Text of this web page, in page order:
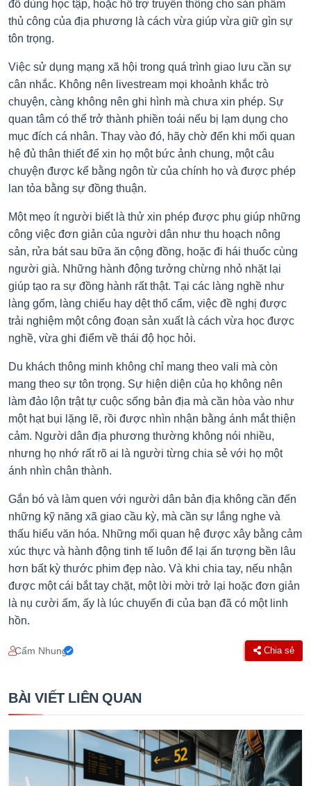
đồ dùng học tập, hoặc hỗ trợ truyền thông cho sản phẩm
thủ công của địa phương là cách vừa giúp vừa giữ gìn sự
tôn trọng.
Việc sử dụng mạng xã hội trong quá trình giao lưu cần sự
cân nhắc. Không nên livestream mọi khoảnh khắc trò
chuyện, càng không nên ghi hình mà chưa xin phép. Sự
quan tâm có thể trở thành phiền toái nếu bị lạm dụng cho
mục đích cá nhân. Thay vào đó, hãy chờ đến khi mối quan
hệ đủ thân thiết để xin họ một bức ảnh chung, một câu
chuyện được kể bằng ngôn từ của chính họ và được phép
lan tỏa bằng sự đồng thuận.
Một mẹo ít người biết là thử xin phép được phụ giúp những
công việc đơn giản của người dân như thu hoạch nông
sản, rửa bát sau bữa ăn cộng đồng, hoặc đi hái thuốc cùng
người già. Những hành động tưởng chừng nhỏ nhặt lại
giúp tạo ra sự đồng hành rất thật. Tại các làng nghề như
làng gốm, làng chiếu hay dệt thổ cẩm, việc đề nghị được
trải nghiệm một công đoạn sản xuất là cách vừa học được
nghề, vừa ghi điểm về thái độ học hỏi.
Du khách thông minh không chỉ mang theo vali mà còn
mang theo sự tôn trọng. Sự hiện diện của họ không nên
làm đảo lộn trật tự cuộc sống bản địa mà cần hòa vào như
một hạt bụi lặng lẽ, rồi được nhìn nhận bằng ánh mắt thiện
cảm. Người dân địa phương thường không nói nhiều,
nhưng họ nhớ rất rõ ai là người từng chia sẻ với họ một
ánh nhìn chân thành.
Gắn bó và làm quen với người dân bản địa không cần đến
những kỹ năng xã giao cầu kỳ, mà cần sự lắng nghe và
thấu hiểu văn hóa. Những mối quan hệ được xây bằng cảm
xúc thực và hành động tinh tế luôn để lại ấn tượng bền lâu
hơn bất kỳ thước phim đẹp nào. Và khi chia tay, nếu nhận
được một cái bắt tay chặt, một lời mời trở lại hoặc đơn giản
là nụ cười ấm, ấy là lúc chuyến đi của bạn đã có một linh
hồn.
Cẩm Nhung Chia sẻ
BÀI VIẾT LIÊN QUAN